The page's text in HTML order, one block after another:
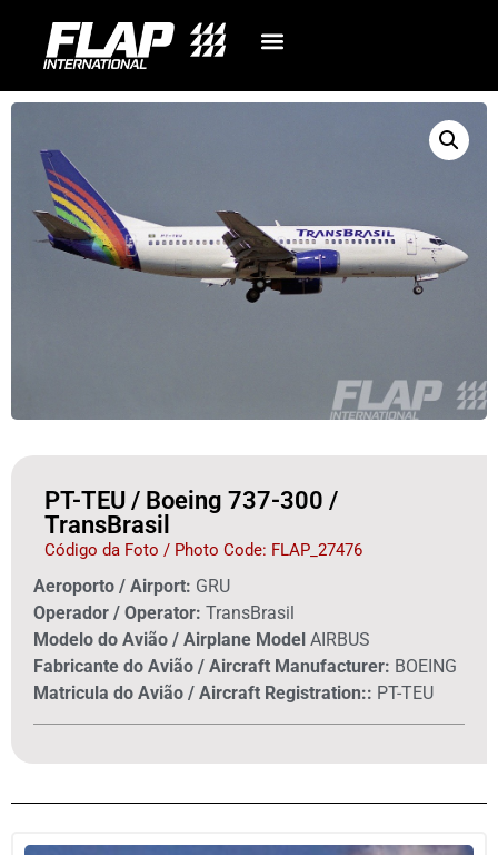
PT-TEU / Boeing 737-300 /
TransBrasil
Código da Foto / Photo Code: FLAP_27476
Aeroporto / Airport: GRU
Operador / Operator: TransBrasil
Modelo do Avião / Airplane Model AIRBUS
Fabricante do Avião / Aircraft Manufacturer: BOEING
Matricula do Avião / Aircraft Registration:: PT-TEU